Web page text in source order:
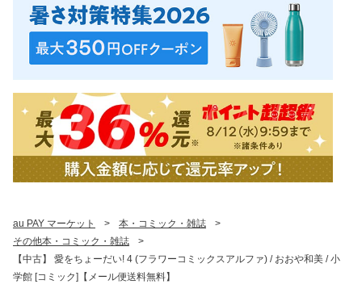
au PAY マーケット > 本・コミック・雑誌
>
その他本・コミック・雑誌
>
【中古】 愛をちょーだい! 4 (フラワーコミックスアルファ) / おおや和美 / 小
学館 [コミック]【メール便送料無料】